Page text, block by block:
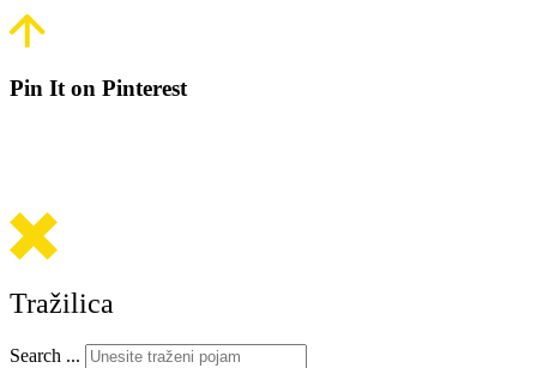
Pin It on Pinterest
Tražilica
Search ...